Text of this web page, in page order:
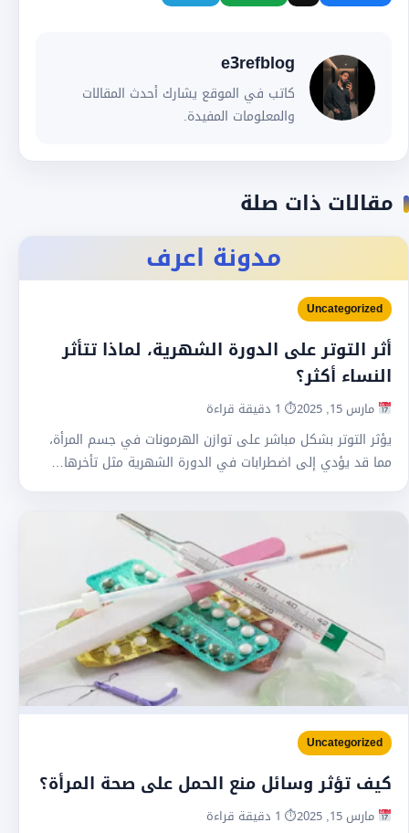
e3refblog
كاتب في الموقع يشارك أحدث المقالات
والمعلومات المفيدة.
مقالات ذات صلة
مدونة اعرف
Uncategorized
أثر التوتر على الدورة الشهرية، لماذا تتأثر
النساء أكثر؟
مارس 15, 2025 ⏱ 1 دقيقة قراءة
يؤثر التوتر بشكل مباشر على توازن الهرمونات في جسم المرأة،
مما قد يؤدي إلى اضطرابات في الدورة الشهرية مثل تأخرها…
Uncategorized
كيف تؤثر وسائل منع الحمل على صحة المرأة؟
مارس 15, 2025 ⏱ 1 دقيقة قراءة